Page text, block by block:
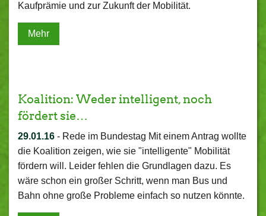
Kaufprämie und zur Zukunft der Mobilität.
Mehr
Koalition: Weder intelligent, noch
fördert sie…
29.01.16 - Rede im Bundestag Mit einem Antrag wollte
die Koalition zeigen, wie sie "intelligente" Mobilität
fördern will. Leider fehlen die Grundlagen dazu. Es
wäre schon ein großer Schritt, wenn man Bus und
Bahn ohne große Probleme einfach so nutzen könnte.